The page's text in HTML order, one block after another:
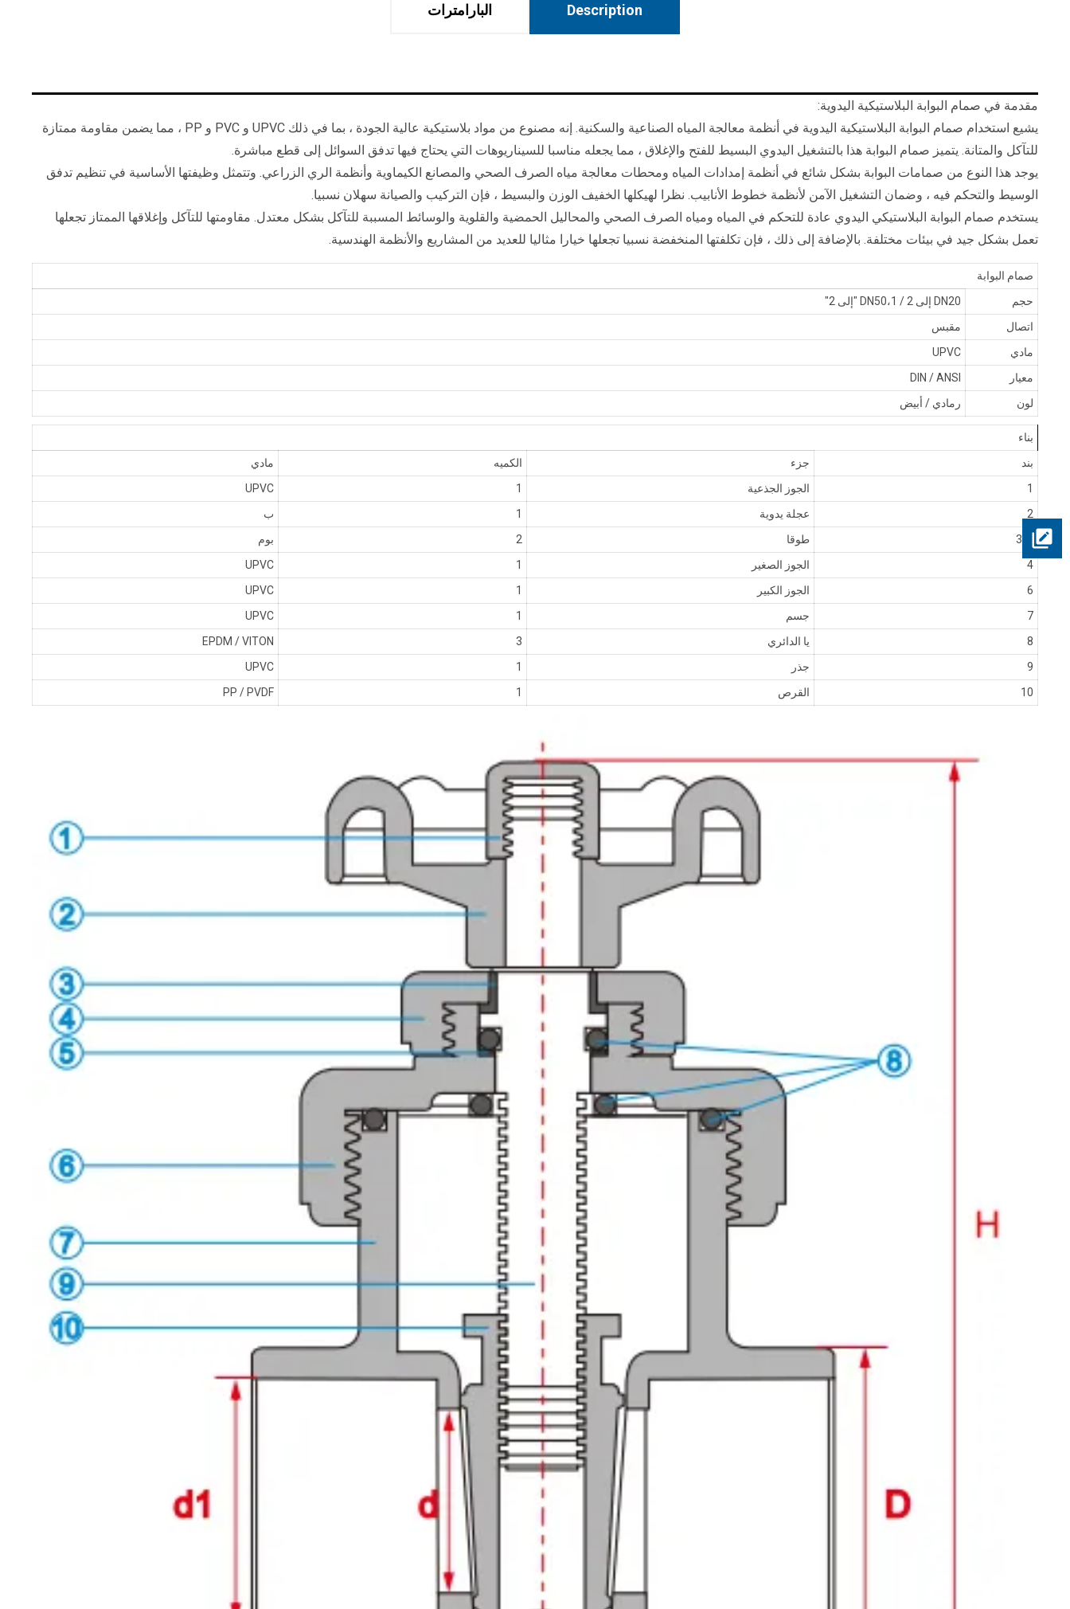
Description البارامترات
مقدمة في صمام البوابة البلاستيكية اليدوية:
يشيع استخدام صمام البوابة البلاستيكية اليدوية في أنظمة معالجة المياه الصناعية والسكنية. إنه مصنوع من مواد بلاستيكية عالية الجودة ، بما في ذلك UPVC و PVC و PP ، مما يضمن مقاومة ممتازة
للتآكل والمتانة. يتميز صمام البوابة هذا بالتشغيل اليدوي البسيط للفتح والإغلاق ، مما يجعله مناسبا للسيناريوهات التي يحتاج فيها تدفق السوائل إلى قطع مباشرة.
يوجد هذا النوع من صمامات البوابة بشكل شائع في أنظمة إمدادات المياه ومحطات معالجة مياه الصرف الصحي والمصانع الكيماوية وأنظمة الري الزراعي. وتتمثل وظيفتها الأساسية في تنظيم تدفق
الوسيط والتحكم فيه ، وضمان التشغيل الآمن لأنظمة خطوط الأنابيب. نظرا لهيكلها الخفيف الوزن والبسيط ، فإن التركيب والصيانة سهلان نسبيا.
يستخدم صمام البوابة البلاستيكي اليدوي عادة للتحكم في المياه ومياه الصرف الصحي والمحاليل الحمضية والقلوية والوسائط المسببة للتآكل بشكل معتدل. مقاومتها للتآكل وإغلاقها الممتاز تجعلها
تعمل بشكل جيد في بيئات مختلفة. بالإضافة إلى ذلك ، فإن تكلفتها المنخفضة نسبيا تجعلها خيارا مثاليا للعديد من المشاريع والأنظمة الهندسية.
صمام البوابة
حجم
DN20 إلى DN50،1 / 2 "إلى 2"
اتصال
مقبس
مادي
UPVC
معيار
DIN / ANSI
لون
رمادي / أبيض
بناء
بند
جزء الكميه
مادي
1
الجوز الجذعية 1
UPVC
2
عجلة يدوية 1
ب
3/5
طوقا 2
بوم
4
الجوز الصغير 1
UPVC
6
الجوز الكبير 1
UPVC
7
جسم 1
UPVC
8
يا الدائري 3
EPDM / VITON
9
جذر 1
UPVC
10
القرص 1
PP / PVDF